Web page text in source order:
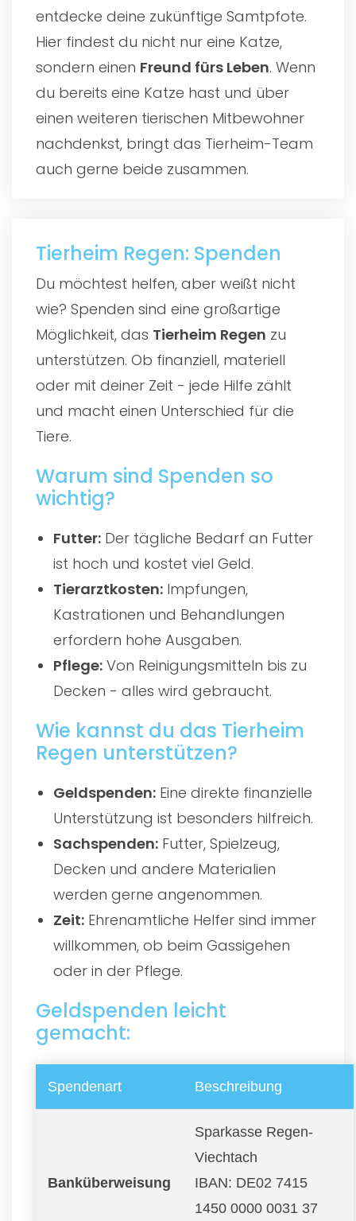
entdecke deine zukünftige Samtpfote.
Hier findest du nicht nur eine Katze,
sondern einen Freund fürs Leben. Wenn
du bereits eine Katze hast und über
einen weiteren tierischen Mitbewohner
nachdenkst, bringt das Tierheim-Team
auch gerne beide zusammen.
Tierheim Regen: Spenden
Du möchtest helfen, aber weißt nicht
wie? Spenden sind eine großartige
Möglichkeit, das Tierheim Regen zu
unterstützen. Ob finanziell, materiell
oder mit deiner Zeit - jede Hilfe zählt
und macht einen Unterschied für die
Tiere.
Warum sind Spenden so
wichtig?
Futter: Der tägliche Bedarf an Futter
ist hoch und kostet viel Geld.
Tierarztkosten: Impfungen,
Kastrationen und Behandlungen
erfordern hohe Ausgaben.
Pflege: Von Reinigungsmitteln bis zu
Decken - alles wird gebraucht.
Wie kannst du das Tierheim
Regen unterstützen?
Geldspenden: Eine direkte finanzielle
Unterstützung ist besonders hilfreich.
Sachspenden: Futter, Spielzeug,
Decken und andere Materialien
werden gerne angenommen.
Zeit: Ehrenamtliche Helfer sind immer
willkommen, ob beim Gassigehen
oder in der Pflege.
Geldspenden leicht
gemacht:
Spendenart Beschreibung
Banküberweisung
Sparkasse Regen-
Viechtach
IBAN: DE02 7415
1450 0000 0031 37